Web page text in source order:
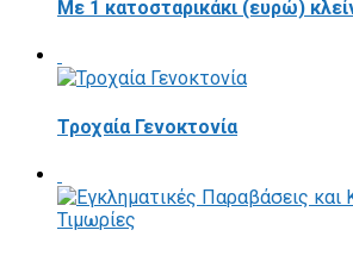
Με 1 κατοσταρικάκι (ευρώ)
Τροχαία Γενοκτονία